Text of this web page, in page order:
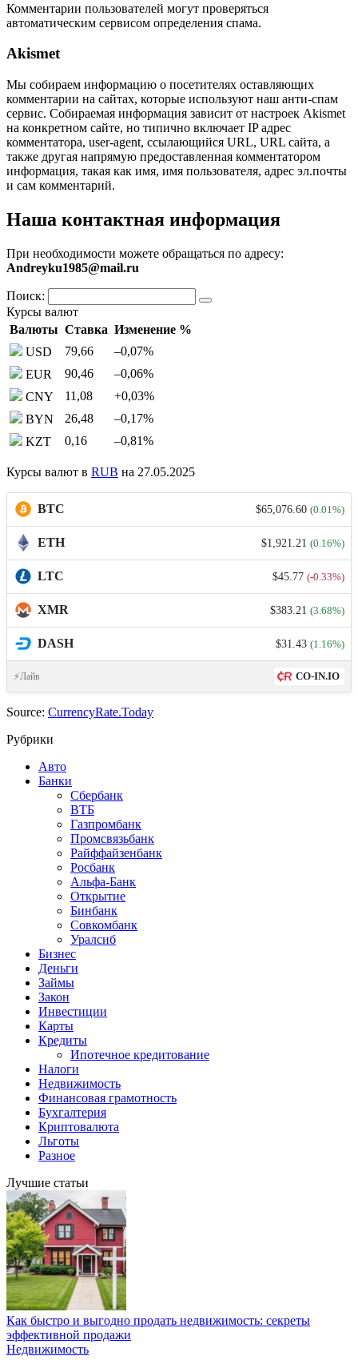
Комментарии пользователей могут проверяться
автоматическим сервисом определения спама.
Akismet
Мы собираем информацию о посетителях оставляющих
комментарии на сайтах, которые используют наш анти-спам
сервис. Собираемая информация зависит от настроек Akismet
на конкретном сайте, но типично включает IP адрес
комментатора, user-agent, ссылающийся URL, URL сайта, а
также другая напрямую предоставленная комментатором
информация, такая как имя, имя пользователя, адрес эл.почты
и сам комментарий.
Наша контактная информация
При необходимости можете обращаться по адресу:
Andreyku1985@mail.ru
Поиск:
Курсы валют
Валюты Ставка Изменение %
USD
79,66 –0,07%
EUR
90,46 –0,06%
CNY
11,08 +0,03%
BYN
26,48 –0,17%
KZT
0,16 –0,81%
Курсы валют в RUB на 27.05.2025
BTC $65,076.60 (0.01%)
ETH $1,921.21 (0.16%)
LTC $45.77 (-0.33%)
XMR $383.21 (3.68%)
DASH $31.43 (1.16%)
⚡Лайв CO-IN.IO
Source: CurrencyRate.Today
Рубрики
Авто
Банки
Сбербанк
ВТБ
Газпромбанк
Промсвязьбанк
Райффайзенбанк
Росбанк
Альфа-Банк
Открытие
Бинбанк
Совкомбанк
Уралсиб
Бизнес
Деньги
Займы
Закон
Инвестиции
Карты
Кредиты
Ипотечное кредитование
Налоги
Недвижимость
Финансовая грамотность
Бухгалтерия
Криптовалюта
Льготы
Разное
Лучшие статьи
Как быстро и выгодно продать недвижимость: секреты
эффективной продажи
Недвижимость